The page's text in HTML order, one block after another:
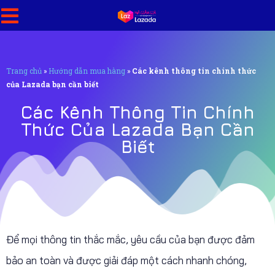
Trang chủ » Hướng dẫn mua hàng » Các kênh thông tin chính thức
của Lazada bạn cần biết
Các Kênh Thông Tin Chính
Thức Của Lazada Bạn Cần
Biết
Để mọi thông tin thắc mắc, yêu cầu của bạn được đảm
bảo an toàn và được giải đáp một cách nhanh chóng,